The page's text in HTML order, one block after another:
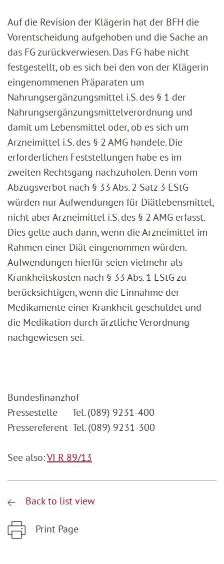
Auf die Revision der Klägerin hat der BFH die
Vorentscheidung aufgehoben und die Sache an
das FG zurückverwiesen. Das FG habe nicht
festgestellt, ob es sich bei den von der Klägerin
eingenommenen Präparaten um
Nahrungsergänzungsmittel i.S. des § 1 der
Nahrungsergänzungsmittelverordnung und
damit um Lebensmittel oder, ob es sich um
Arzneimittel i.S. des § 2 AMG handele. Die
erforderlichen Feststellungen habe es im
zweiten Rechtsgang nachzuholen. Denn vom
Abzugsverbot nach § 33 Abs. 2 Satz 3 EStG
würden nur Aufwendungen für Diätlebensmittel,
nicht aber Arzneimittel i.S. des § 2 AMG erfasst.
Dies gelte auch dann, wenn die Arzneimittel im
Rahmen einer Diät eingenommen würden.
Aufwendungen hierfür seien vielmehr als
Krankheitskosten nach § 33 Abs. 1 EStG zu
berücksichtigen, wenn die Einnahme der
Medikamente einer Krankheit geschuldet und
die Medikation durch ärztliche Verordnung
nachgewiesen sei.
Bundesfinanzhof
Pressestelle Tel. (089) 9231-400
Pressereferent Tel. (089) 9231-300
See also:VI R 89/13
Back to list view
Print Page